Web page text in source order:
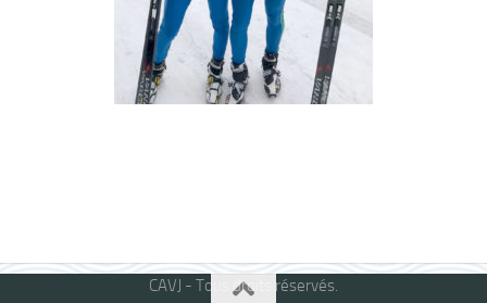
CAVJ - Tous droits réservés.